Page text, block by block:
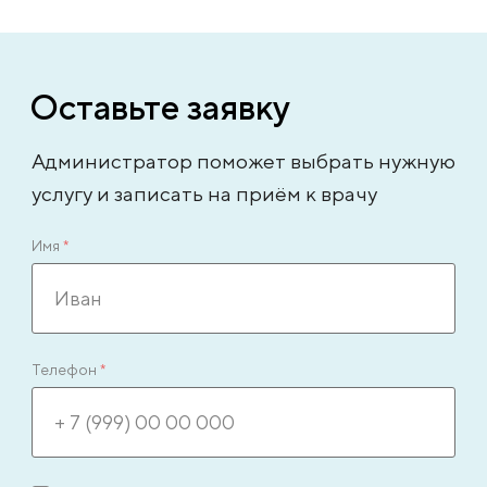
Оставьте заявку
Администратор поможет выбрать нужную
услугу и записать на приём к врачу
Имя *
Телефон *